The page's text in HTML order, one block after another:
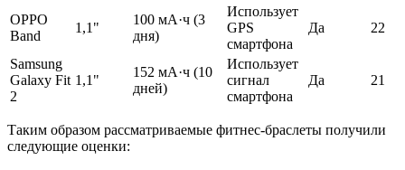
OPPO
Band
1,1"
100 мА·ч (3
дня)
Использует
GPS
смартфона
Да 22
Samsung
Galaxy Fit
2
1,1"
152 мА·ч (10
дней)
Использует
сигнал
смартфона
Да 21
Таким образом рассматриваемые фитнес-браслеты получили
следующие оценки: